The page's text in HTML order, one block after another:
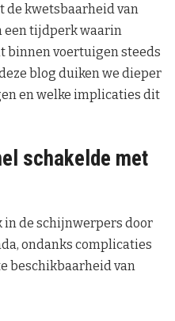
de kwetsbaarheid van
een tijdperk waarin
binnen voertuigen steeds
blog duiken we dieper
en welke implicaties dit
schakelde met
in de schijnwerpers door
ondanks complicaties
beschikbaarheid van